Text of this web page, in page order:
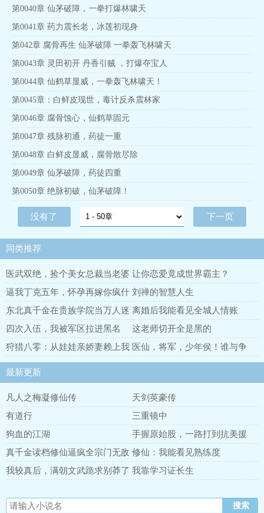
第0040章 仙茅破障，一拳打爆林啸天
第0041章 药力震长老，冰莲初现身
第042章 腐骨再生 仙茅破障 一拳轰飞林啸天
第0043章 灵田初开 丹香引贼 ，打爆夺宝人
第0044章 仙鹤草显威，一拳轰飞林啸天！
第0045章：白鲜皮现世，毒计反杀震林家
第0046章 腐骨蚀心，仙鹤草固元
第0047章 残脉初通，药徒一重
第0048章 白鲜皮显威，腐骨散尽除
第0049章 仙茅破障，药徒四重
第0050章 绝脉初破，仙茅破障！
没有了 下一页
同类推荐
医武双绝，捡个美女总裁当老婆 让你恋爱竟成世界霸主？
逼我丁克五年，怀孕再嫁你疯什
么
刘禅的智慧人生
东北真千金在贵族学院当万人迷 离婚后我能看见全城人情账
四次入伍，我被军区拉进黑名
单！
这老师切开全是黑的
狩猎八零：从娃娃亲娇妻赖上我
开始
医仙，将军，少年侯！谁与争
锋！
最新更新
凡人之梅凝修仙传
天剑英豪传
有道行
三重镜中
狗血的江湖
手握原始股，一路打到抗美援
朝！
真千金读档修仙逼疯全宗门无敌
了
修仙：我能看见熟练度
我较真后，满朝文武跪求别莽了 我靠学习证长生